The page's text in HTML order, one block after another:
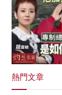
熱門文章